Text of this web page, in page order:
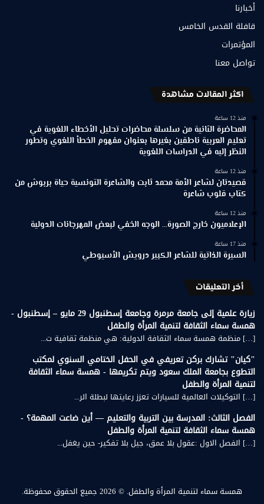
أخبارنا
قافلة القدس الخامس
المؤتمرات
تواصل معنا
اكثر المقالات مشاهدة
منذ 12 ساعة
المحاضرة الثانية من سلسلة محاضرات تحليل الأخطاء اللغوية في
تعليم العربية ناطقين بغيرها بعنوان مفهوم الخطأ اللغوي وتطور
النظر إليه في الدراسات اللغوية
منذ 12 ساعة
قصيدتان لشاعر الأمة محمد ثابت والشاعرة التونسية حياة بربوش من
كتاب قلوب شاعرة
منذ 12 ساعة
الإعلاميون خارج الصورة… الوجه الخفي لبعض المهرجانات الدولية
منذ 17 ساعة
السيرة الذاتية للشاعر الكبير درويش الأسيوطي
أخر التعليقات
زيارة علمية إلى جامعة مرمرة وجامعة إسطنبول 29 مايو – إسطنبول -
همسة سماء الثقافة لتنمية المرأة والطفل
[…] منظمة همسة سماء الثقافة الدولية: هي منظمة ثقافية ت...
"كيان" تشارك بركن تعريفي في الحفل الختامي السنوي لمكتب
التطوع بجامعة الملك سعود ويتم تكريمها - همسة سماء الثقافة
لتنمية المرأة والطفل
[…] التوكيلات العالمية للسيارات تعزز رعايتها لبطلة الر...
الفصل الثالث: المدرسة بين التربية والتعليم — أين ضاعت المهمة؟ -
همسة سماء الثقافة لتنمية المرأة والطفل
[…] الفصل الاول :عقول بلا عمق، جيل بلا تفكير- حين يغفل...
همسة سماء لتنمية المرأة والطفل. © 2026 جميع الحقوق محفوظة.